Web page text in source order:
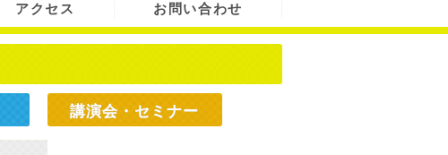
アクセス お問い合わせ
講演会・セミナー